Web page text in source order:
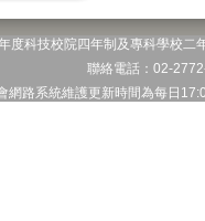
度科技校院四年制及專科學校
聯絡電話：02-
網路系統維護更新時間為每日